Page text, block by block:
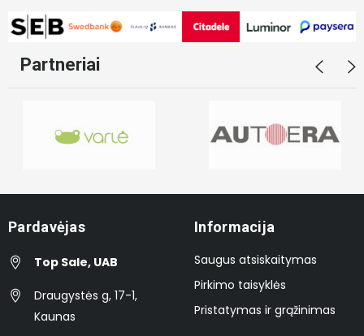
Partneriai
Pardavėjas
Top Sale, UAB
Draugystės g, 17-1,
Kaunas
Informacija
Saugus atsiskaitymas
Pirkimo taisyklės
Pristatymas ir grąžinimas